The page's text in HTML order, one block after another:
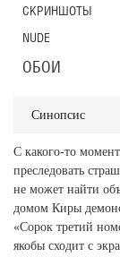
Синопсис
С какого-то
преследовать
не может найти
домом Киры
«Сорок третий
якобы сходит с
СКРИНШОТЫ
NUDE
ОБОИ